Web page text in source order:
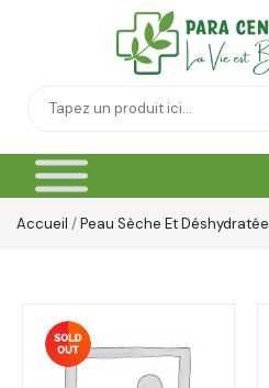
Accueil /Peau Sèche Et Déshydratée